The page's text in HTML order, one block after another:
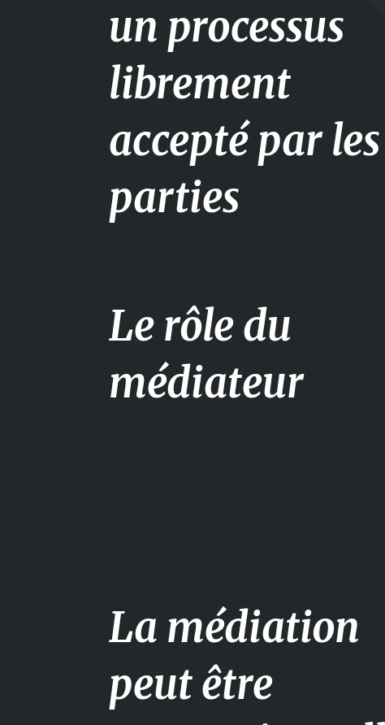
un processus
librement
accepté par les
parties
Le rôle du
médiateur
La médiation
peut être